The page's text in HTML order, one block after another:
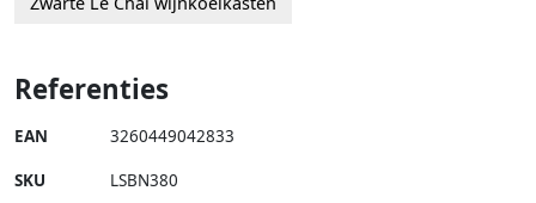
Referenties
EAN 3260449042833
SKU LSBN380